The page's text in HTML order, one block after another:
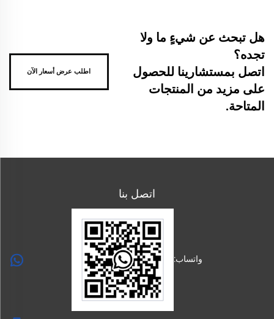
هل تبحث عن شيءٍ ما ولا
تجده؟
اتصل بمستشارينا للحصول
على مزيد من المنتجات
المتاحة.
اطلب عرض أسعار الآن
اتصل بنا
واتساب: